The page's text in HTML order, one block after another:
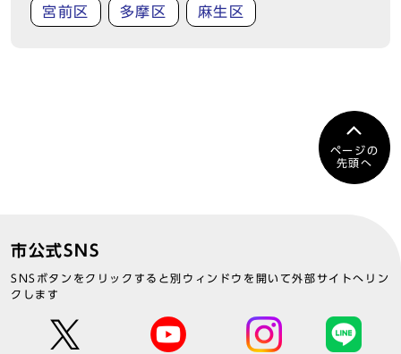
宮前区 多摩区 麻生区
ページの
先頭へ
市公式SNS
SNSボタンをクリックすると別ウィンドウを開いて外部サイトへリン
クします